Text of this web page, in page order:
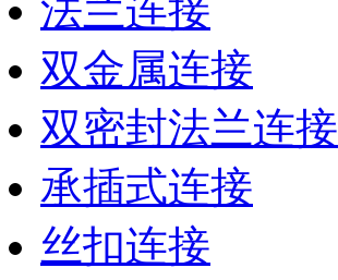
法兰连接
双金属连接
双密封法兰连接
承插式连接
丝扣连接